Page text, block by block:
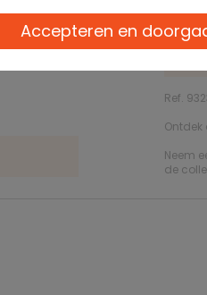
Beschrijving
Ref.
Ontdek
Neem
de
Accepteren en